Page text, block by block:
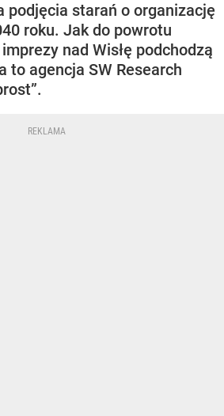
podjęcia starań o organizację
roku. Jak do powrotu
nad Wisłę podchodzą
to agencja SW Research